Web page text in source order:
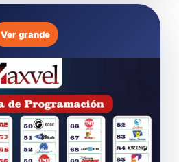
Ver grande